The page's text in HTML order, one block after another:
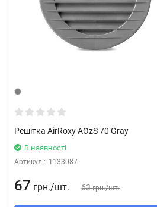
Решітка AirRoxy AOzS 70 Gray
В наявності
Артикул:: 1133087
67 грн./шт. 63 грн./шт.